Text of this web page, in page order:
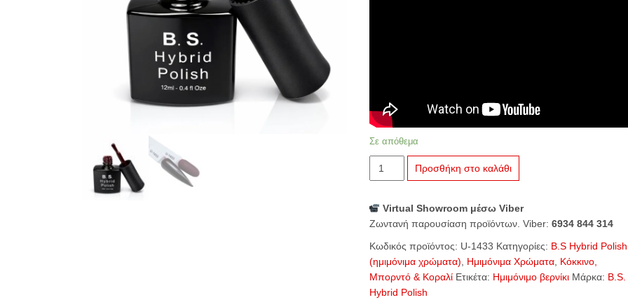
Σε απόθεμα
1433
Wine
ποσότητα
Προσθήκη στο καλάθι
Virtual Showroom μέσω Viber
Ζωντανή παρουσίαση προϊόντων. Viber: 6934 844 314
Κωδικός προϊόντος: U-1433 Κατηγορίες: B.S Hybrid Polish
(ημιμόνιμα χρώματα)
Ημιμόνιμα Χρώματα, Κόκκινο,
Μπορντό & Κοραλί Ετικέτα: Ημιμόνιμο βερνίκι Μάρκα: B.S.
Hybrid Polish